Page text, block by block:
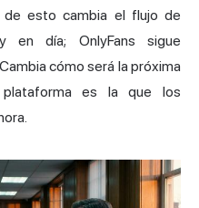
de esto cambia el flujo de
en día; OnlyFans sigue
cómo será la próxima
es la que los